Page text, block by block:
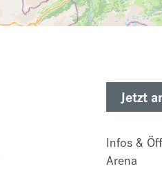
Jetzt
Infos &
Arena